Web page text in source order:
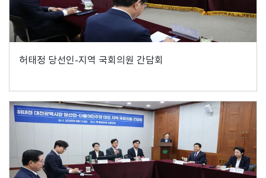
허태정 당선인-지역 국회의원 간담회